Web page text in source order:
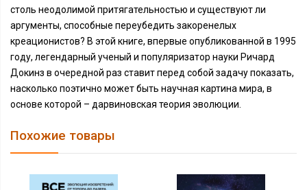
столь неодолимой притягательностью и существуют ли
аргументы, способные переубедить закоренелых
креационистов? В этой книге, впервые опубликованной в 1995
году, легендарный ученый и популяризатор науки Ричард
Докинз в очередной раз ставит перед собой задачу показать,
насколько поэтично может быть научная картина мира, в
основе которой – дарвиновская теория эволюции.
Похожие товары